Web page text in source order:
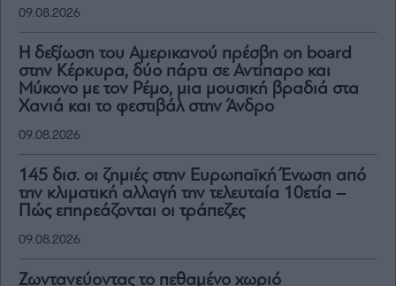
09.08.2026
H δεξίωση του Αμερικανού πρέσβη on board
στην Κέρκυρα, δύο πάρτι σε Αντίπαρο και
Μύκονο με τον Ρέμο, μια μουσική βραδιά στα
Χανιά και το φεστιβάλ στην Άνδρο
09.08.2026
145 δισ. οι ζημιές στην Ευρωπαϊκή Ένωση από
την κλιματική αλλαγή την τελευταία 10ετία –
Πώς επηρεάζονται οι τράπεζες
09.08.2026
Ζωντανεύοντας το πεθαμένο χωριό